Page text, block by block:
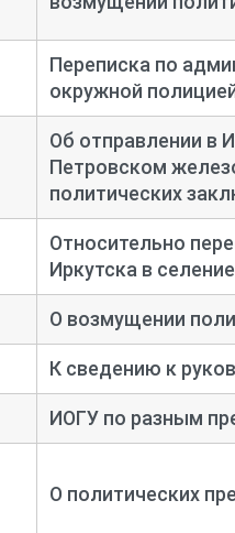
Переписка по
окружной
Об отправлении в
Петровском
политических
Относительно
Иркутска в
О возмущении
К сведению к
ИОГУ по разным
О политических